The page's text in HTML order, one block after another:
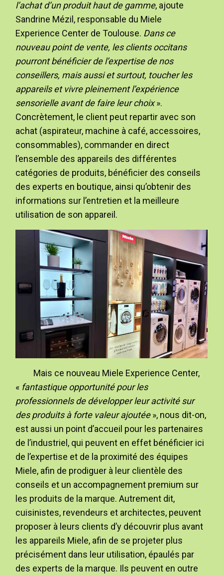
l’achat d’un produit haut de gamme, ajoute
Sandrine Mézil, responsable du Miele
Experience Center de Toulouse. Dans ce
nouveau point de vente, les clients occitans
pourront bénéficier de l’expertise de nos
conseillers, mais aussi et surtout, toucher les
appareils et vivre pleinement l’expérience
sensorielle avant de faire leur choix».
Concrètement, le client peut repartir avec son
achat (aspirateur, machine à café, accessoires,
consommables), commander en direct
l’ensemble des appareils des différentes
catégories de produits, bénéficier des conseils
des experts en boutique, ainsi qu’obtenir des
informations sur l’entretien et la meilleure
utilisation de son appareil.
Mais ce nouveau Miele Experience Center,
« fantastique opportunité pour les
professionnels de développer leur activité sur
des produits à forte valeur ajoutée», nous dit-on,
est aussi un point d’accueil pour les partenaires
de l’industriel, qui peuvent en effet bénéficier ici
de l’expertise et de la proximité des équipes
Miele, afin de prodiguer à leur clientèle des
conseils et un accompagnement premium sur
les produits de la marque. Autrement dit,
cuisinistes, revendeurs et architectes, peuvent
proposer à leurs clients d’y découvrir plus avant
les appareils Miele, afin de se projeter plus
précisément dans leur utilisation, épaulés par
des experts de la marque. Ils peuvent en outre